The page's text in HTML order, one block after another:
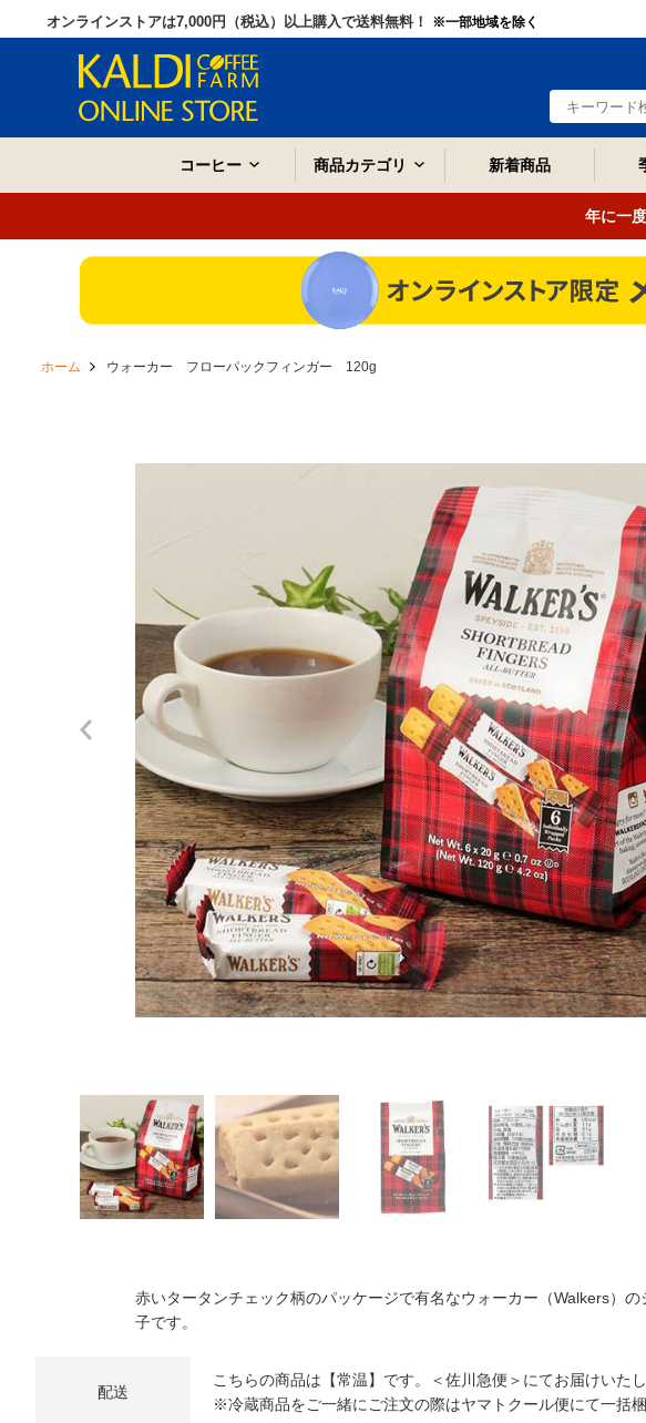
オンラインストアは7,000円（税込）以上購入で送料無料！ ※一部地域を除く
コーヒー 商品カテゴリ 新着商品
年に一
ホーム ウォーカー フローパックフィンガー 120g
赤いタータンチェック柄のパッケージで有名なウォーカー（Walkers）
子です。
配送
こちらの商品は【常温】です。＜佐川急便＞にてお届けいたし
※冷蔵商品をご一緒にご注文の際はヤマトクール便にて一括梱